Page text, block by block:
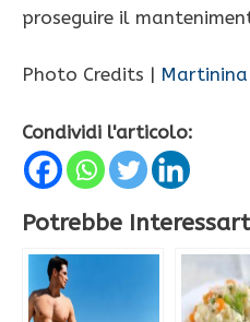
proseguire il
Photo Credits | Martinina
Condividi l'articolo:
Potrebbe